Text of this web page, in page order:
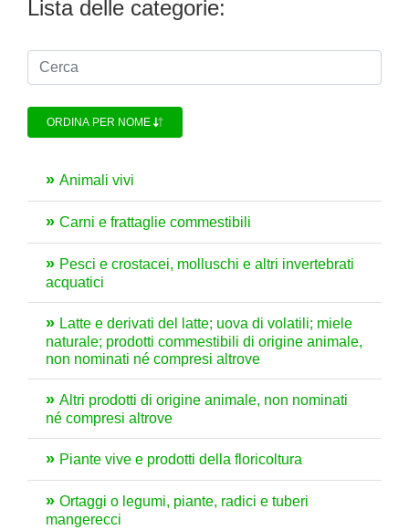
Lista delle categorie:
ORDINA PER NOME
Animali vivi
Carni e frattaglie commestibili
Pesci e crostacei, molluschi e altri invertebrati
acquatici
Latte e derivati del latte; uova di volatili; miele
naturale; prodotti commestibili di origine animale,
non nominati né compresi altrove
Altri prodotti di origine animale, non nominati
né compresi altrove
Piante vive e prodotti della floricoltura
Ortaggi o legumi, piante, radici e tuberi
mangerecci